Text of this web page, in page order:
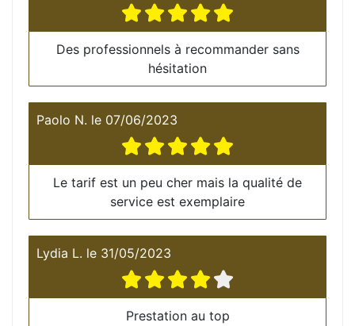
Des professionnels à recommander sans
hésitation
Paolo N. le 07/06/2023
Le tarif est un peu cher mais la qualité de
service est exemplaire
Lydia L. le 31/05/2023
Prestation au top